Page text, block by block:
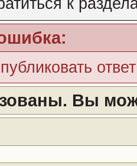
к
Вы